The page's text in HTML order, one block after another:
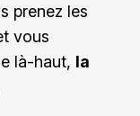
prenez les
vous
là-haut, la